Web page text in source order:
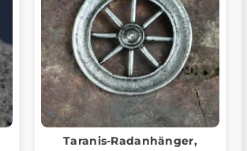
Taranis-Radanhänger,